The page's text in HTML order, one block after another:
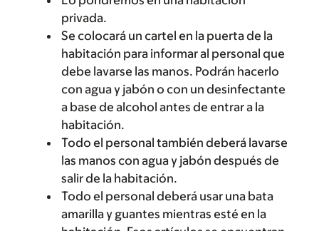
privada.
Se colocará un cartel en la puerta de la
habitación para informar al personal que
debe lavarse las manos. Podrán hacerlo
con agua y jabón o con un desinfectante
a base de alcohol antes de entrar a la
habitación.
Todo el personal también deberá lavarse
las manos con agua y jabón después de
salir de la habitación.
Todo el personal deberá usar una bata
amarilla y guantes mientras esté en la